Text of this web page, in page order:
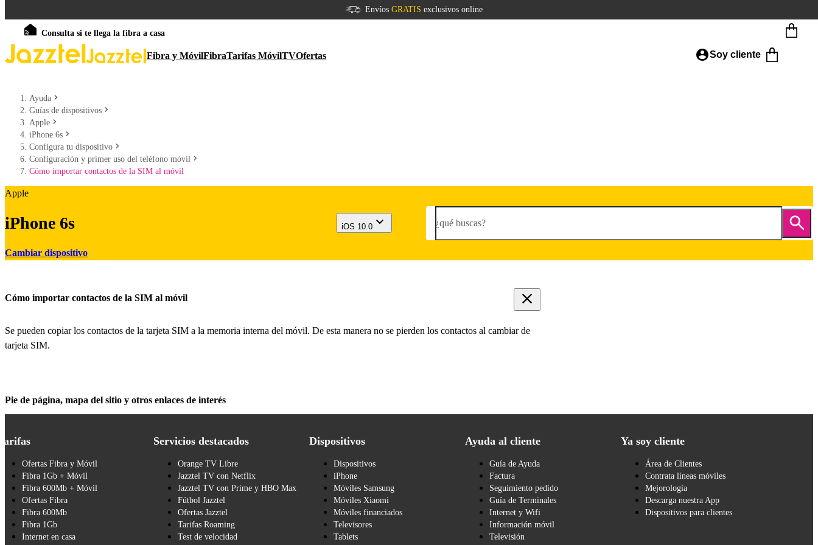
Envíos GRATIS exclusivos online
Consulta si te llega la fibra a casa
Fibra y MóvilFibraTarifas MóvilTVOfertas Soy cliente
Ayuda
Guías de dispositivos
Apple
iPhone 6s
Configura tu dispositivo
Configuración y primer uso del teléfono móvil
Cómo importar contactos de la SIM al móvil
Apple
iPhone 6s
Cambiar dispositivo
iOS 10.0 ¿qué buscas?
Cómo importar contactos de la SIM al móvil
Se pueden copiar los contactos de la tarjeta SIM a la memoria interna del móvil. De esta manera no se pierden los contactos al cambiar de
tarjeta SIM.
Pie de página, mapa del sitio y otros enlaces de interés
Ofertas Fibra y Móvil
Fibra 1Gb + Móvil
Fibra 600Mb + Móvil
Ofertas Fibra
Fibra 600Mb
Fibra 1Gb
Internet en casa
Servicios destacados
Orange TV Libre
Jazztel TV con Netflix
Jazztel TV con Prime y HBO Max
Fútbol Jazztel
Ofertas Jazztel
Tarifas Roaming
Test de velocidad
Dispositivos
Dispositivos
iPhone
Móviles Samsung
Móviles Xiaomi
Móviles financiados
Televisores
Tablets
Ayuda al cliente
Guía de Ayuda
Factura
Seguimiento pedido
Guía de Terminales
Internet y Wifi
Información móvil
Televisión
Ya soy cliente
Área de Clientes
Contrata líneas móviles
Mejorología
Descarga nuestra App
Dispositivos para clientes